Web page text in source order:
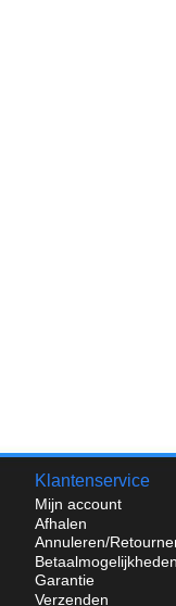
Klantenservice
Mijn account
Afhalen
Annuleren/
Betaalmogelijkheden
Garantie
Verzenden